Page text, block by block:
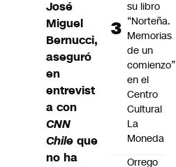
José
Miguel
Bernucci,
aseguró
en
entrevist
a con
CNN
Chile que
no ha
su libro
“Norteña.
Memorias
de un
comienzo”
en el
Centro
Cultural
La
Moneda
Orrego